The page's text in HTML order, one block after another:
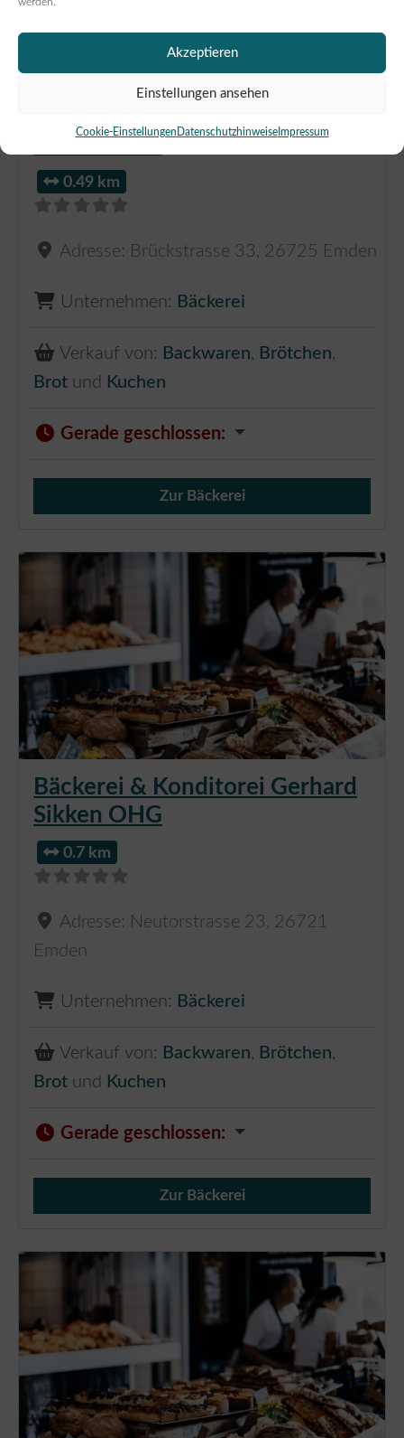
Akzeptieren
Einstellungen ansehen
Cookie-Einstellungen DatenschutzhinweiseImpressum
Sikken OHG
0.49 km
Adresse: Brückstrasse 33 , 26725 Emden
Unternehmen: Bäckerei
Verkauf von: Backwaren, Brötchen,
Brot und Kuchen
Gerade geschlossen:
Verkauf von Brötchen,
Zur Bäckerei
Bäckerei & Konditorei Gerhard
Sikken OHG
0.7 km
Adresse: Neutorstrasse 23 , 26721
Emden
Unternehmen: Bäckerei
Verkauf von: Backwaren, Brötchen,
Brot und Kuchen
Gerade geschlossen:
Verkauf von Brötchen,
Zur Bäckerei